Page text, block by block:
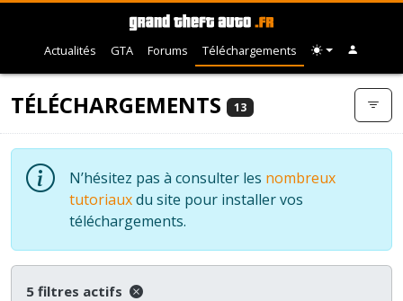
Actualités GTA Forums Téléchargements
TÉLÉCHARGEMENTS 13
N’hésitez pas à consulter les nombreux
tutoriauxdu site pour installer vos
téléchargements.
5 filtres actifs